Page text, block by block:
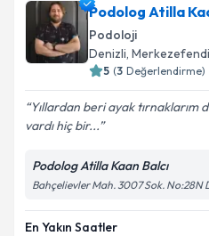
takvim hazırlandığında
E-posta Adresiniz
Kişisel verilerimin
kapsamda
Podolog Atilla
Podoloji
Denizli, Merkezefendi
5 (3 Değerlendirme)
Yıllardan beri ayak tırnaklarım
vardı hiç bir...
Podolog Atilla Kaan Balcı
Bahçelievler Mah. 3007 Sok. No:28N
En Yakın Saatler